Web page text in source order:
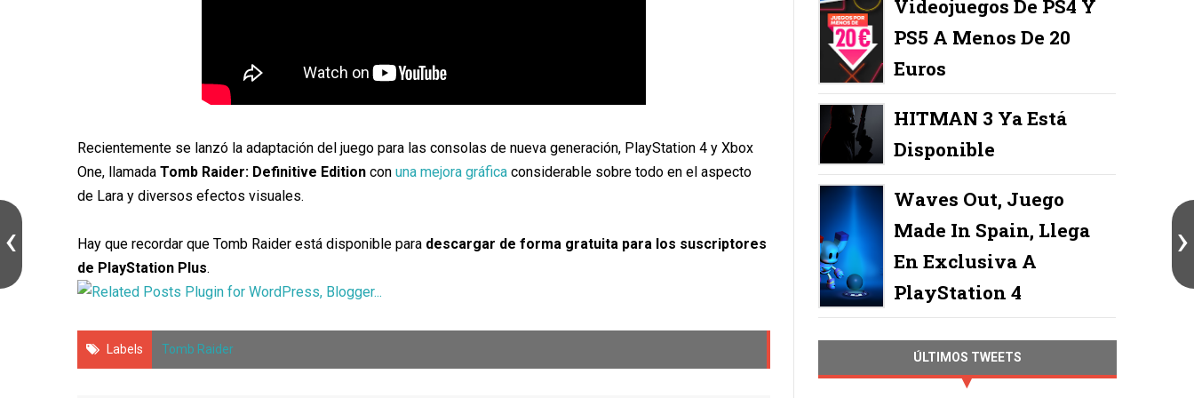
Recientemente se lanzó la adaptación del juego para las consolas de nueva generación, PlayStation 4 y Xbox
One, llamada Tomb Raider: Definitive Edition con una mejora gráfica considerable sobre todo en el aspecto
de Lara y diversos efectos visuales.
Hay que recordar que Tomb Raider está disponible para descargar de forma gratuita para los suscriptores
de PlayStation Plus.
Labels Tomb Raider
Videojuegos De PS4 Y
PS5 A Menos De 20
Euros
HITMAN 3 Ya Está
Disponible
Waves Out, Juego
Made In Spain, Llega
En Exclusiva A
PlayStation 4
ÚLTIMOS TWEETS